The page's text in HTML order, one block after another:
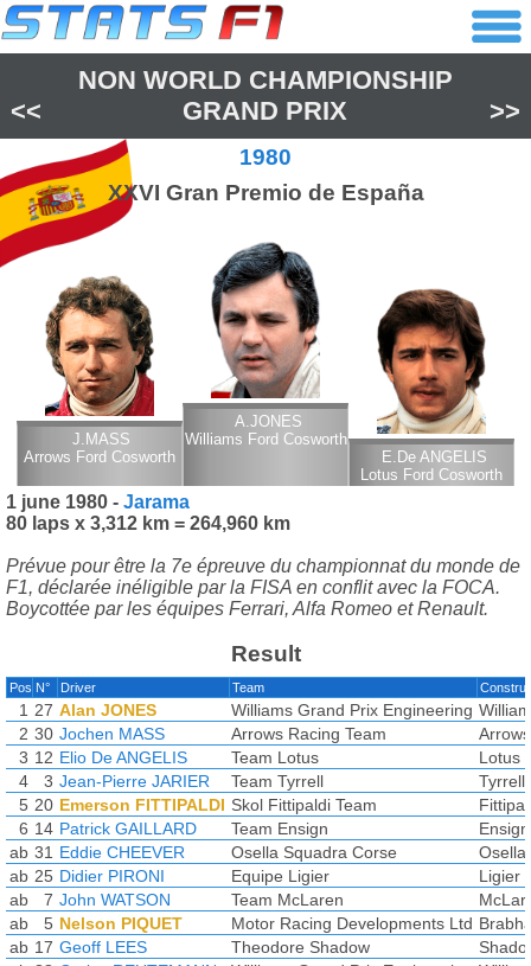
<<
NON WORLD CHAMPIONSHIP
GRAND PRIX
>>
1980
XXVI Gran Premio de España
J.MASS
Arrows Ford Cosworth
A.JONES
Williams Ford Cosworth
E.De ANGELIS
Lotus Ford Cosworth
1 june 1980 - Jarama
80 laps x 3,312 km = 264,960 km
Prévue pour être la 7e épreuve du championnat du monde de
F1, déclarée inéligible par la FISA en conflit avec la FOCA.
Boycottée par les équipes Ferrari, Alfa Romeo et Renault.
Result
Pos N° Driver Team
1 27 Alan JONES Williams Grand Prix Engineering
2 30 Jochen MASS Arrows Racing Team
3 12 Elio De ANGELIS Team Lotus
Lotus
4
3 Jean-Pierre JARIER Team Tyrrell
Tyrrell
5 20 Emerson FITTIPALDI Skol Fittipaldi Team
6 14 Patrick GAILLARD Team Ensign
ab 31 Eddie CHEEVER Osella Squadra Corse
Osella
ab 25 Didier PIRONI Equipe Ligier
Ligier
ab
7 John WATSON Team McLaren
ab
5 Nelson PIQUET Motor Racing Developments Ltd
ab 17 Geoff LEES Theodore Shadow